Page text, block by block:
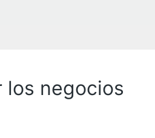
los negocios